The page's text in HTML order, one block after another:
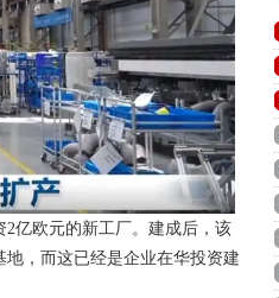
亿欧元的新工厂。建成后，该
，而这已经是企业在华投资建